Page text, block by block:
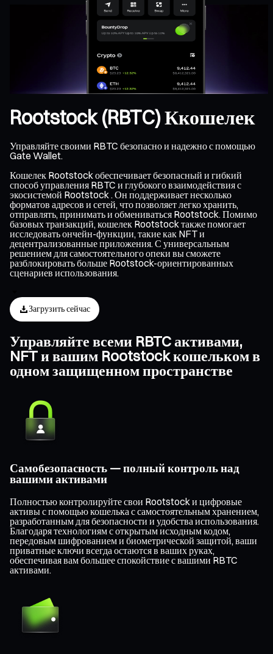
Rootstock (RBTC) Ккошелек
Управляйте своими RBTC безопасно и надежно с помощью
Gate Wallet.
Кошелек Rootstock обеспечивает безопасный и гибкий
способ управления RBTC и глубокого взаимодействия с
экосистемой Rootstock . Он поддерживает несколько
форматов адресов и сетей, что позволяет легко хранить,
отправлять, принимать и обмениваться Rootstock. Помимо
базовых транзакций, кошелек Rootstock также помогает
исследовать ончейн-функции, такие как NFT и
децентрализованные приложения. С универсальным
решением для самостоятельного опеки вы сможете
разблокировать больше Rootstock-ориентированных
сценариев использования.
Загрузить сейчас
Управляйте всеми RBTC активами,
NFT и вашим Rootstock кошельком в
одном защищенном пространстве
Самобезопасность — полный контроль над
вашими активами
Полностью контролируйте свои Rootstock и цифровые
активы с помощью кошелька с самостоятельным хранением,
разработанным для безопасности и удобства использования.
Благодаря технологиям с открытым исходным кодом,
передовым шифрованием и биометрической защитой, ваши
приватные ключи всегда остаются в ваших руках,
обеспечивая вам большее спокойствие с вашими RBTC
активами.